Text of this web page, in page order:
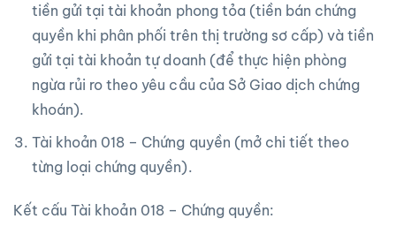
tiền gửi tại tài khoản phong tỏa (tiền bán chứng
quyền khi phân phối trên thị trường sơ cấp) và tiền
gửi tại tài khoản tự doanh (để thực hiện phòng
ngừa rủi ro theo yêu cầu của Sở Giao dịch chứng
khoán).
Tài khoản 018 – Chứng quyền (mở chi tiết theo
từng loại chứng quyền).
Kết cấu Tài khoản 018 – Chứng quyền: